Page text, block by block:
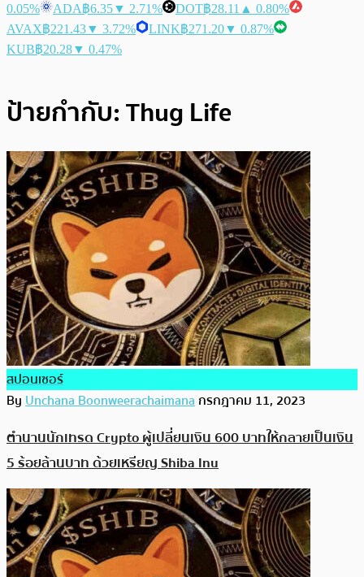
0.05%
ADA฿6.35▼ 2.71% DOT฿28.11 ▲ 0.80%
AVAX฿221.43▼ 3.72% LINK฿271.20▼ 0.87%
KUB฿20.28▼ 0.47%
ป้ายกำกับ:Thug Life
สปอนเซอร์
ByUnchana Boonweerachaimanaกรกฎาคม 11, 2023
ตำนานนักเทรด Crypto ผู้เปลี่ยนเงิน 600 บาทให้กลายเป็นเงิน
5 ร้อยล้านบาท ด้วยเหรียญ Shiba Inu